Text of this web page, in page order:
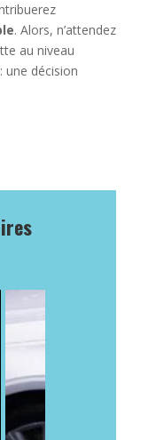
. Alors, n’attendez
au niveau
une décision